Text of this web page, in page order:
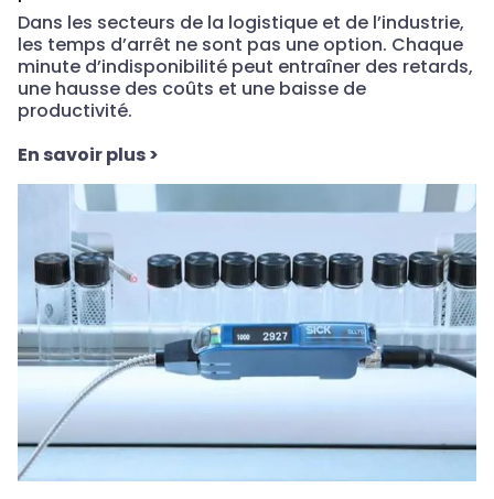
Dans les secteurs de la logistique et de l’industrie,
les temps d’arrêt ne sont pas une option. Chaque
minute d’indisponibilité peut entraîner des retards,
une hausse des coûts et une baisse de
productivité.
En savoir plus>